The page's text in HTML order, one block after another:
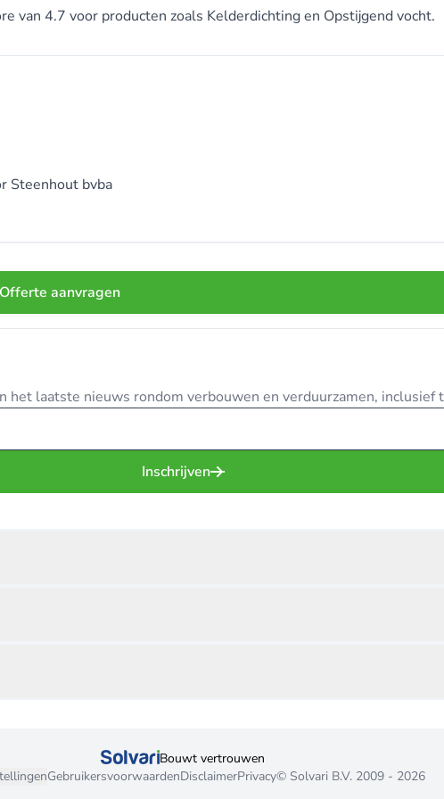
van 4.7 voor producten zoals Kelderdichting en Opstijgend vocht.
Steenhout bvba
Offerte aanvragen
het laatste nieuws rondom verbouwen en verduurzamen, inclusief
Inschrijven
Bouwt vertrouwen
GebruikersvoorwaardenDisclaimerPrivacy© Solvari B.V. 2009 - 2026